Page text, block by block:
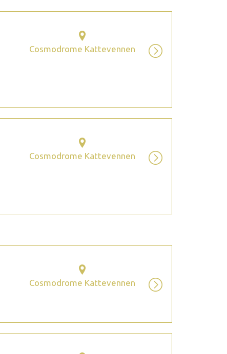
Cosmodrome Kattevennen
Cosmodrome Kattevennen
Cosmodrome Kattevennen